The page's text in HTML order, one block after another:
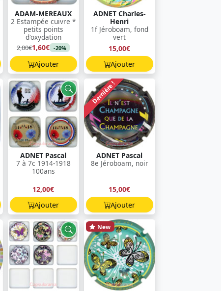
ADAM-MEREAUX
2 Estampée cuivre *
petits points
d'oxydation
2,00€1,60€ -20%
Ajouter
ADNET Charles-
Henri
1f Jéroboam, fond
vert
15,00€
Ajouter
ADNET Pascal
7 à 7c 1914-1918
100ans
12,00€
Ajouter
Dernière !
ADNET Pascal
8e Jéroboam, noir
15,00€
Ajouter
New